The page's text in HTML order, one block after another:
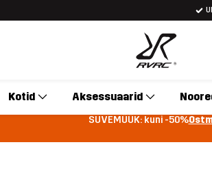
Kotid Aksessuaarid
SUVEMÜÜK: kuni -50%